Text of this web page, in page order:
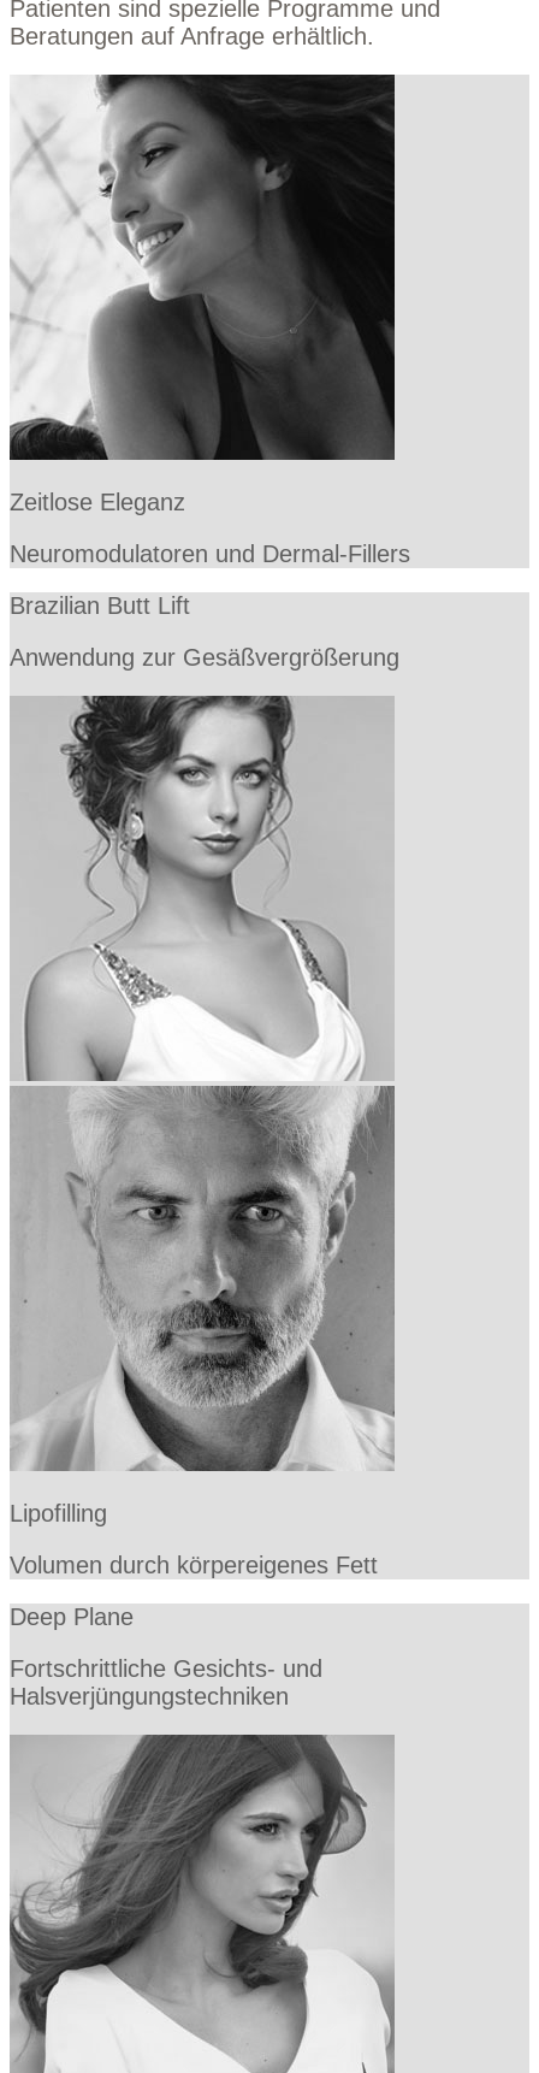
Patienten sind spezielle Programme und
Beratungen auf Anfrage erhältlich.
Zeitlose Eleganz
Neuromodulatoren und Dermal-Fillers
Brazilian Butt Lift
Anwendung zur Gesäßvergrößerung
Lipofilling
Volumen durch körpereigenes Fett
Deep Plane
Fortschrittliche Gesichts- und
Halsverjüngungstechniken